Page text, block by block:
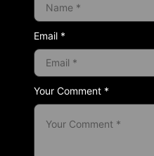
Your Comment *
Email *